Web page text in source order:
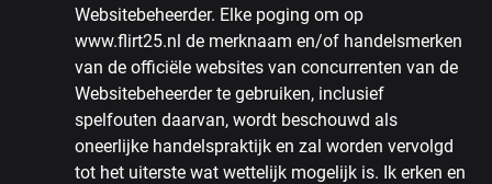
Websitebeheerder. Elke poging om op
www.flirt25.nl de merknaam en/of handelsmerken
van de officiële websites van concurrenten van de
Websitebeheerder te gebruiken, inclusief
spelfouten daarvan, wordt beschouwd als
oneerlijke handelspraktijk en zal worden vervolgd
tot het uiterste wat wettelijk mogelijk is. Ik erken en